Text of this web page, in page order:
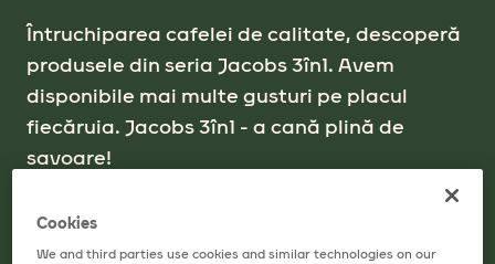
Întruchiparea cafelei de calitate, descoperă
produsele din seria Jacobs 3în1. Avem
disponibile mai multe gusturi pe placul
fiecăruia. Jacobs 3în1 - a cană plină de
savoare!
Cookies
We and third parties use cookies and similar technologies on our